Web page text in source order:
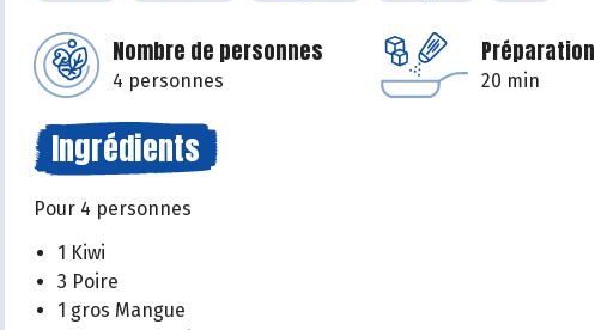
Nombre de personnes
4 personnes
Préparation
20 min
Ingrédients
Pour 4 personnes
1 Kiwi
3 Poire
1 gros Mangue